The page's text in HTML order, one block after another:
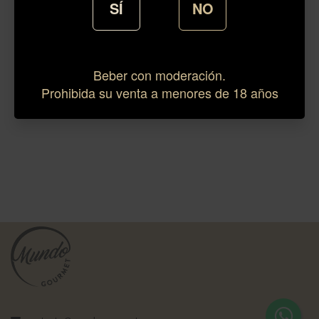
SÍ NO
Beber con moderación.
Prohibida su venta a menores de 18 años